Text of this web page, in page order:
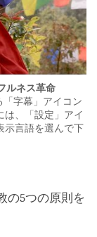
ルネス革命
字幕」アイコン
は、「設定」アイ
示言語を選んで下
の5つの原則を